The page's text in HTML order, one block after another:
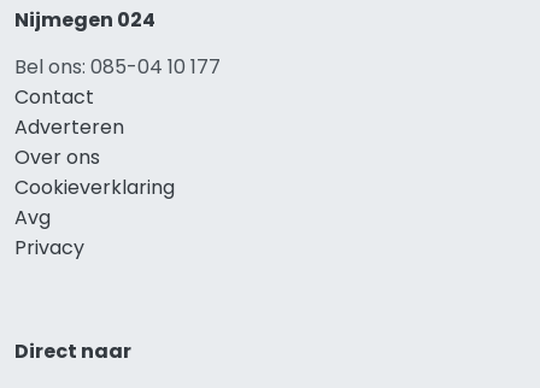
Nijmegen 024
Bel ons: 085-04 10 177
Contact
Adverteren
Over ons
Cookieverklaring
Avg
Privacy
Direct naar